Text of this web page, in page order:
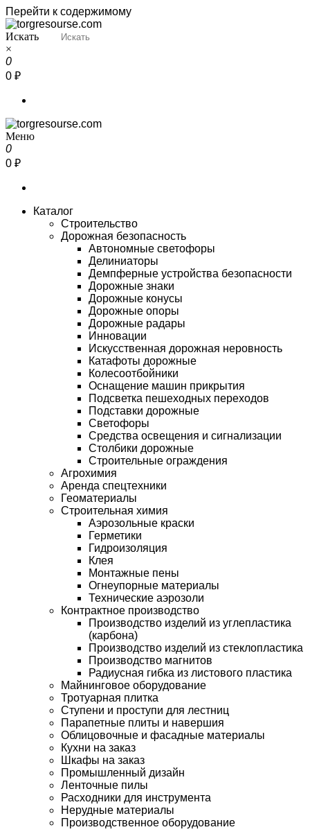
Перейти к содержимому
Torgresourse
Промышленный маркетплейс
Искать
×
0
0 ₽
Torgresourse
Промышленный маркетплейс
Меню
0
0 ₽
Каталог
Строительство
Дорожная безопасность
Автономные светофоры
Делиниаторы
Демпферные устройства безопасности
Дорожные знаки
Дорожные конусы
Дорожные опоры
Дорожные радары
Инновации
Искусственная дорожная неровность
Катафоты дорожные
Колесоотбойники
Оснащение машин прикрытия
Подсветка пешеходных переходов
Подставки дорожные
Светофоры
Средства освещения и сигнализации
Столбики дорожные
Строительные ограждения
Агрохимия
Аренда спецтехники
Геоматериалы
Строительная химия
Аэрозольные краски
Герметики
Гидроизоляция
Клея
Монтажные пены
Огнеупорные материалы
Технические аэрозоли
Контрактное производство
Производство изделий из углепластика
(карбона)
Производство изделий из стеклопластика
Производство магнитов
Радиусная гибка из листового пластика
Майнинговое оборудование
Тротуарная плитка
Ступени и проступи для лестниц
Парапетные плиты и навершия
Облицовочные и фасадные материалы
Кухни на заказ
Шкафы на заказ
Промышленный дизайн
Ленточные пилы
Расходники для инструмента
Нерудные материалы
Производственное оборудование